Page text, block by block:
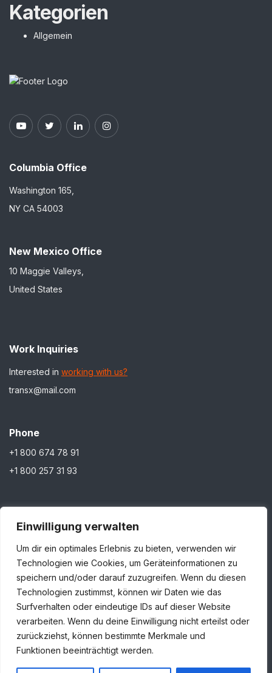
Einwilligung verwalten
Um dir ein optimales Erlebnis zu bieten, verwenden wir
Technologien wie Cookies, um Geräteinformationen zu
speichern und/oder darauf zuzugreifen. Wenn du diesen
Technologien zustimmst, können wir Daten wie das
Surfverhalten oder eindeutige IDs auf dieser Website
verarbeiten. Wenn du deine Einwilligung nicht erteilst oder
zurückziehst, können bestimmte Merkmale und
Funktionen beeinträchtigt werden.
Kategorien
Allgemein
Columbia Office
Washington 165,
NY CA 54003
New Mexico Office
10 Maggie Valleys,
United States
Work Inquiries
Interested in working with us?
transx@mail.com
Phone
+1 800 674 78 91
+1 800 257 31 93
Stay In Touch
Stay tuned for our latest news